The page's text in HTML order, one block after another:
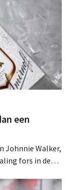
een
Johnnie Walker,
fors in de